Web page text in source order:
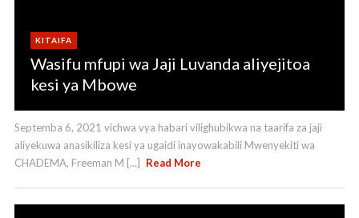
KITAIFA
Wasifu mfupi wa Jaji Luvanda aliyejitoa
kesi ya Mbowe
Septemba 6, 2021 vichwa vya habari vilighubikwa na taarifa za jaji
aliyekuwa anasikiliza kesi ya ugaidi inayowakabili Mwenyekiti wa
CHADEMA, Freeman M [...]
Read More